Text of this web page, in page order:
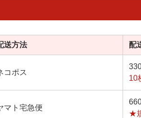
送方法 配
コポス
10
マト宅急便
★